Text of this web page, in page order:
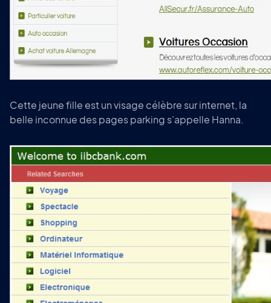
Cette jeune fille est un visage célèbre sur internet, la
belle inconnue des pages parking s'appelle Hanna.